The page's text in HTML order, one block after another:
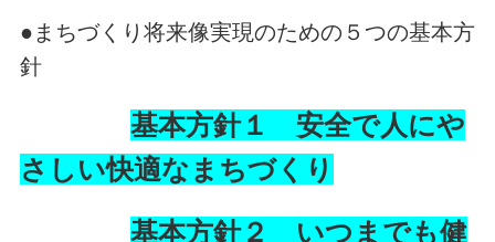
●まちづくり将来像実現のための５つの基本方
針
基本方針１ 安全で人にや
さしい快適なまちづくり
基本方針２ いつまでも健